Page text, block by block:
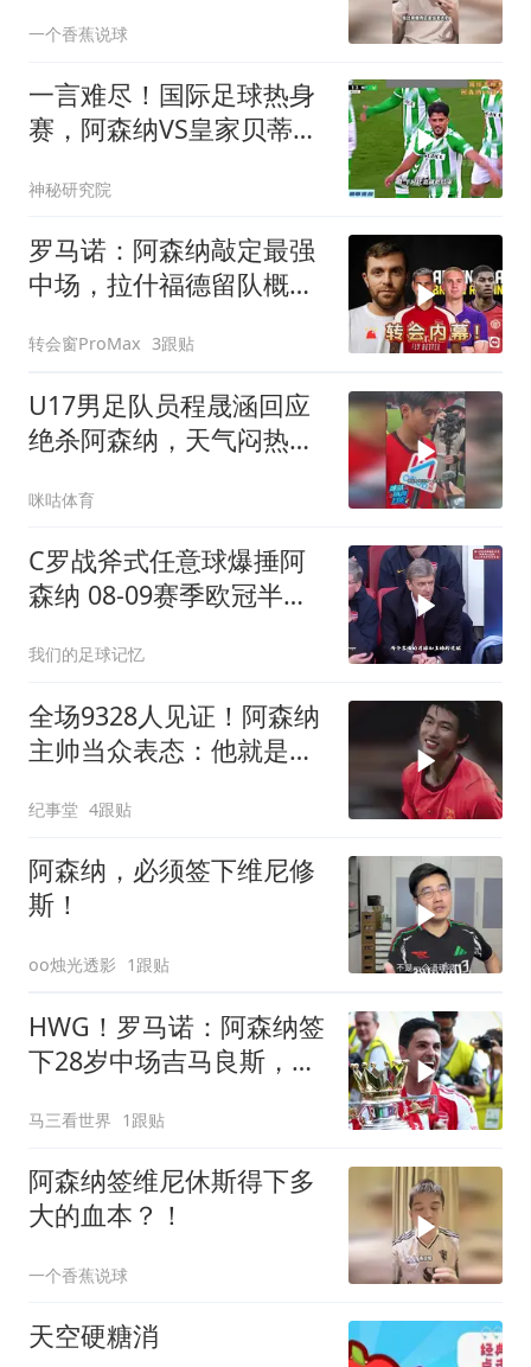
一个香蕉说球
一言难尽！国际足球热身
赛，阿森纳VS皇家贝蒂
神秘研究院
罗马诺：阿森纳敲定最强
中场，拉什福德留队概率
转会窗ProMax 3跟贴
U17男足队员程晟涵回应
绝杀阿森纳，天气闷热不
了
咪咕体育
C罗战斧式任意球爆捶阿
森纳 08-09赛季欧冠半决
我们的足球记忆
全场9328人见证！阿森纳
主帅当众表态：他就是中
纪事堂 4跟贴
阿森纳，必须签下维尼修
斯！
oo烛光透影 1跟贴
HWG！罗马诺：阿森纳签
下28岁中场吉马良斯，转
马三看世界 1跟贴
阿森纳签维尼休斯得下多
大的血本？！
一个香蕉说球
天空硬糖消